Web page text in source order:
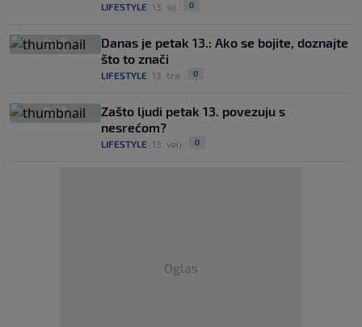
LIFESTYLE 13. sij. 0
Danas je petak 13.: Ako se bojite, doznajte
što to znači
LIFESTYLE 13. tra. 0
Zašto ljudi petak 13. povezuju s
nesrećom?
LIFESTYLE 13. velj. 0
Oglas